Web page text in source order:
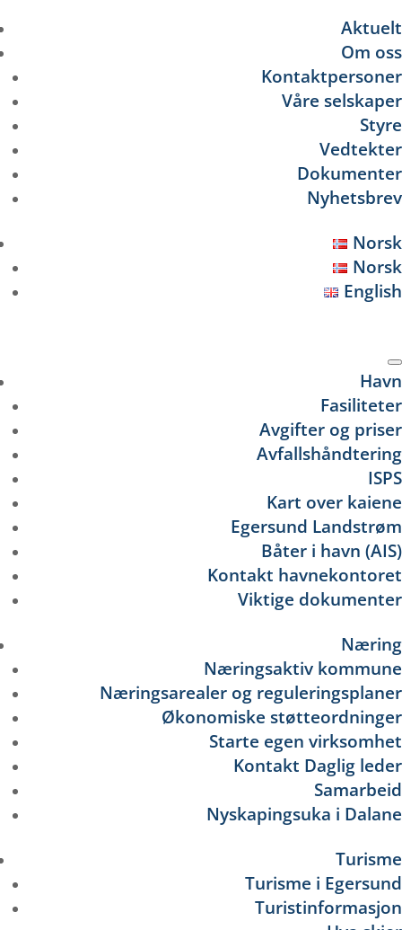
Aktuelt
Om oss
Kontaktpersoner
Våre selskaper
Styre
Vedtekter
Dokumenter
Nyhetsbrev
Norsk
Norsk
English
Havn
Fasiliteter
Avgifter og priser
Avfallshåndtering
ISPS
Kart over kaiene
Egersund Landstrøm
Båter i havn (AIS)
Kontakt havnekontoret
Viktige dokumenter
Næring
Næringsaktiv kommune
Næringsarealer og reguleringsplaner
Økonomiske støtteordninger
Starte egen virksomhet
Kontakt Daglig leder
Samarbeid
Nyskapingsuka i Dalane
Turisme
Turisme i Egersund
Turistinformasjon